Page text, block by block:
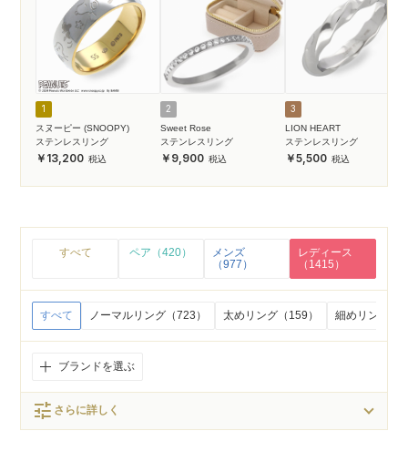
1
スヌーピー (SNOOPY)
ステンレスリング
13,200
2
Sweet Rose
ステンレスリング
9,900
3
LION HEART
ステンレスリング
5,500
すべて ペア（420）
メンズ
（977）
レディース
（1415）
すべて ノーマルリング（723） 太めリング（159） 細めリング（
ブランドを選ぶ
tune さらに詳しく